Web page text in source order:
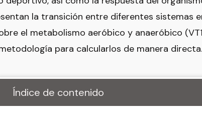
la transición entre diferentes sistemas
el metabolismo aeróbico y anaeróbico
para calcularlos de manera directa.
Índice de contenido